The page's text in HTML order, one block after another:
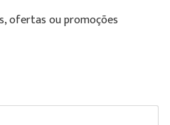
ofertas ou promoções